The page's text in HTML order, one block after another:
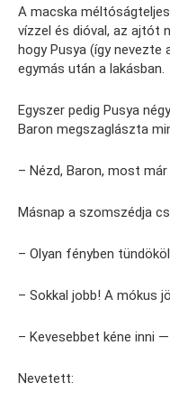
A macska
vízzel és dióval, az ajtót
hogy Pusya (így
egymás után a lakásban.
Egyszer pedig Pusya
Baron megszaglászta
– Nézd, Baron, most már
Másnap a szomszédja
– Olyan fényben
– Sokkal jobb! A mókus
– Kevesebbet kéne inni
Nevetett: